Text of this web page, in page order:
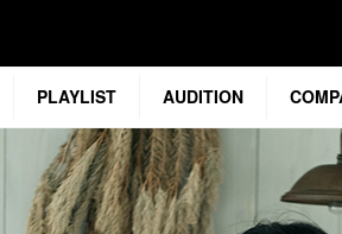
PLAYLIST AUDITION